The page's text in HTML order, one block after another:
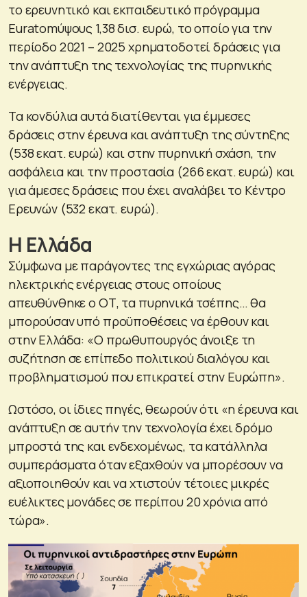
το ερευνητικό και εκπαιδευτικό πρόγραμμα
Euratomύψους 1,38 δισ. ευρώ, το οποίο για την
περίοδο 2021 – 2025 χρηματοδοτεί δράσεις για
την ανάπτυξη της τεχνολογίας της πυρηνικής
ενέργειας.
Τα κονδύλια αυτά διατίθενται για έμμεσες
δράσεις στην έρευνα και ανάπτυξη της σύντηξης
(538 εκατ. ευρώ) και στην πυρηνική σχάση, την
ασφάλεια και την προστασία (266 εκατ. ευρώ) και
για άμεσες δράσεις που έχει αναλάβει το Κέντρο
Ερευνών (532 εκατ. ευρώ).
Η Ελλάδα
Σύμφωνα με παράγοντες της εγχώριας αγόρας
ηλεκτρικής ενέργειας στους οποίους
απευθύνθηκε ο ΟΤ, τα πυρηνικά τσέπης… θα
μπορούσαν υπό προϋποθέσεις να έρθουν και
στην Ελλάδα: «Ο πρωθυπουργός άνοιξε τη
συζήτηση σε επίπεδο πολιτικού διαλόγου και
προβληματισμού που επικρατεί στην Ευρώπη».
Ωστόσο, οι ίδιες πηγές, θεωρούν ότι «η έρευνα και
ανάπτυξη σε αυτήν την τεχνολογία έχει δρόμο
μπροστά της και ενδεχομένως, τα κατάλληλα
συμπεράσματα όταν εξαχθούν να μπορέσουν να
αξιοποιηθούν και να χτιστούν τέτοιες μικρές
ευέλικτες μονάδες σε περίπου 20 χρόνια από
τώρα».